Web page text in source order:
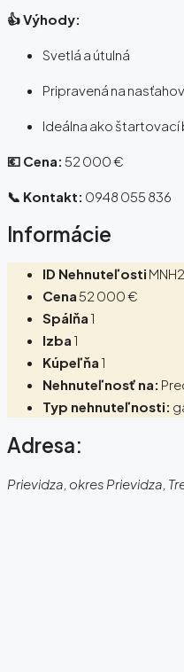
👍 Výhody:
Svetlá a útulná
Pripravená na
Ideálna ako štartovací
💶 Cena: 52 000 €
📞 Kontakt: 0948 055 836
Informácie
ID Nehnuteľosti
Cena52 000 €
Spálňa 1
Izba 1
Kúpeľňa 1
Nehnuteľnosť na:
Typ nehnuteľnosti:
Adresa:
Prievidza, okres Prievidza,